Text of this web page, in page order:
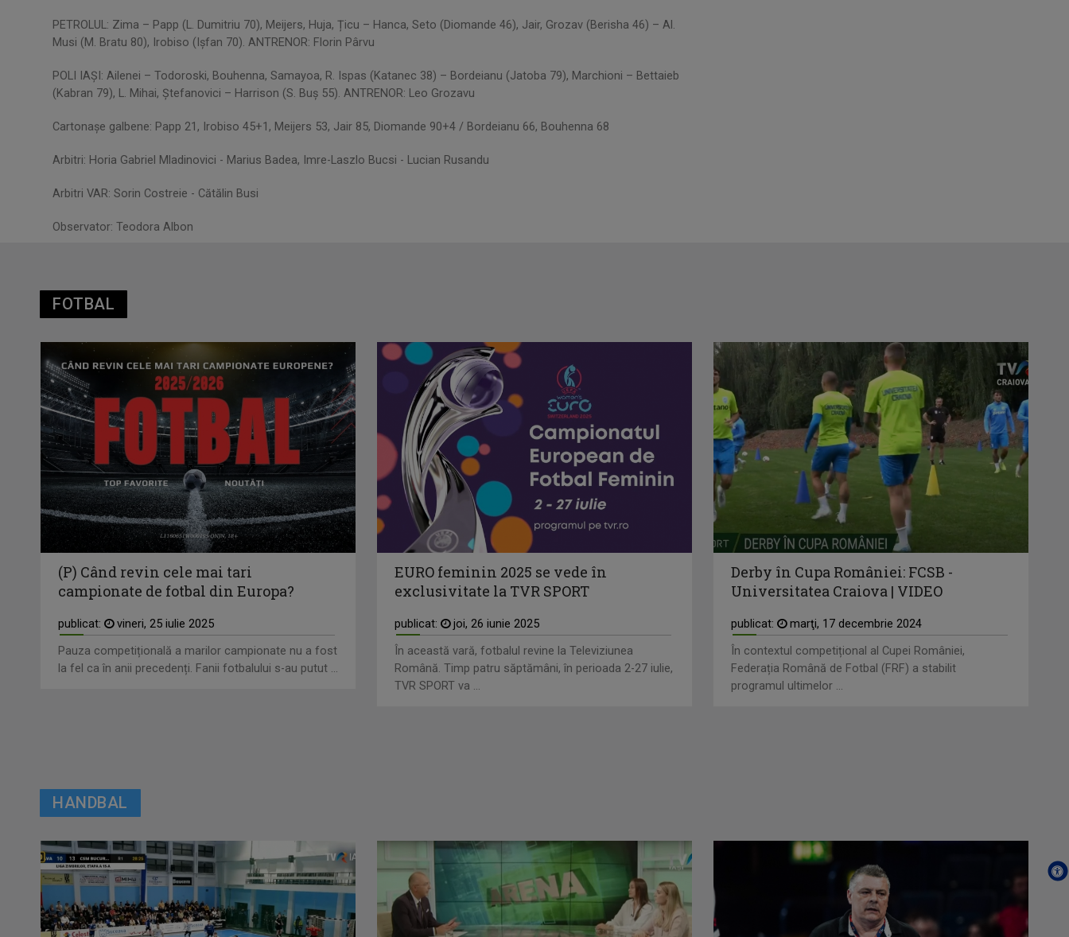
PETROLUL: Zima – Papp (L. Dumitriu 70), Meijers, Huja, Țicu – Hanca, Seto (Diomande 46), Jair, Grozav (Berisha 46) – Al.
Musi (M. Bratu 80), Irobiso (Ișfan 70). ANTRENOR: Florin Pârvu
POLI IAȘI: Ailenei – Todoroski, Bouhenna, Samayoa, R. Ispas (Katanec 38) – Bordeianu (Jatoba 79), Marchioni – Bettaieb
(Kabran 79), L. Mihai, Ștefanovici – Harrison (S. Buș 55). ANTRENOR: Leo Grozavu
Cartonașe galbene: Papp 21, Irobiso 45+1, Meijers 53, Jair 85, Diomande 90+4 / Bordeianu 66, Bouhenna 68
Arbitri: Horia Gabriel Mladinovici - Marius Badea, Imre-Laszlo Bucsi - Lucian Rusandu
Arbitri VAR: Sorin Costreie - Cătălin Busi
Observator: Teodora Albon
FOTBAL
(P) Când revin cele mai tari
campionate de fotbal din Europa?
publicat:
vineri, 25 iulie 2025
Pauza competițională a marilor campionate nu a fost
la fel ca în anii precedenți. Fanii fotbalului s-au putut ...
EURO feminin 2025 se vede în
exclusivitate la TVR SPORT
publicat:
joi, 26 iunie 2025
În această vară, fotbalul revine la Televiziunea
Română. Timp patru săptămâni, în perioada 2-27 iulie,
TVR SPORT va ...
Derby în Cupa României: FCSB -
Universitatea Craiova | VIDEO
publicat:
marţi, 17 decembrie 2024
În contextul competițional al Cupei României,
Federația Română de Fotbal (FRF) a stabilit
programul ultimelor ...
HANDBAL